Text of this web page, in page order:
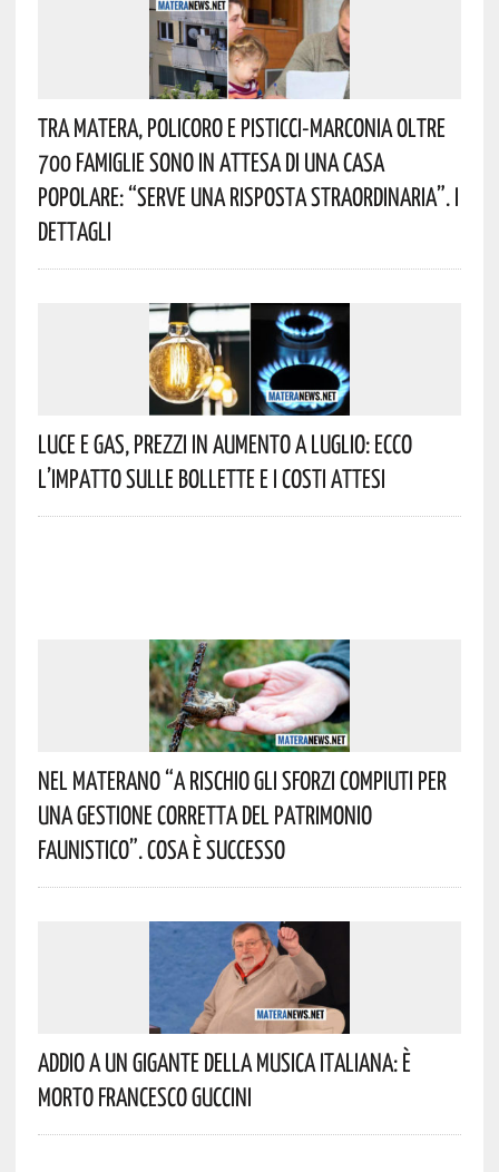
Tra Matera, Policoro E Pisticci-Marconia Oltre
700 Famiglie Sono In Attesa Di Una Casa
Popolare: “serve Una Risposta Straordinaria”. I
Dettagli
Luce E Gas, Prezzi In Aumento A Luglio: Ecco
L’impatto Sulle Bollette E I Costi Attesi
Nel Materano “a Rischio Gli Sforzi Compiuti Per
Una Gestione Corretta Del Patrimonio
Faunistico”. Cosa È Successo
Addio A Un Gigante Della Musica Italiana: È
Morto Francesco Guccini